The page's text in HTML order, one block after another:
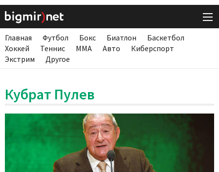
Главная Футбол Бокс Биатлон
Баскетбол
Хоккей
Теннис ММА Авто
Киберспорт
Экстрим
Другое
Кубрат Пулев